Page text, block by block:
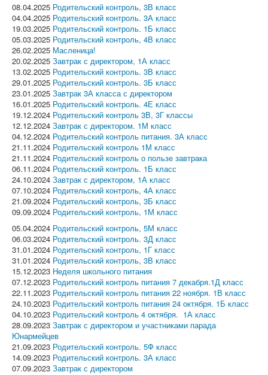
08.04.2025 Родительский контроль, 3В класс
04.04.2025 Родительский контроль. 3А класс
19.03.2025 Родительский контроль. 1Б класс
05.03.2025 Родительский контроль, 4В класс
26.02.2025 Масленица!
20.02.2025 Завтрак с директором, 1А класс
13.02.2025 Родительский контроль. 3В класс
29.01.2025 Родительский контроль. 3Б класс
23.01.2025 Завтрак 3А класса с директором
16.01.2025 Родительский контроль. 4Е класс
19.12.2024 Родительский контроль 3В, 3Г классы
12.12.2024 Завтрак с директором. 1М класс
04.12.2024 Родительский контроль питания. 3А класс
21.11.2024 Родительский контроль 1М класс
21.11.2024 Родительский контроль о пользе завтрака
06.11.2024 Родительский контроль. 1Б класс
24.10.2024 Завтрак с директором, 1А класс
07.10.2024 Родительский контроль, 4А класс
21.09.2024 Родительский контроль, 3Б класс
09.09.2024 Родительский контроль, 1М класс
05.04.2024 Родительский контроль, 5М класс
06.03.2024 Родительский контроль. 3Д класс
31.01.2024 Родительский контроль, 1Г класс
31.01.2024 Родительский контроль, 3В класс
15.12.2023 Неделя школьного питания
07.12.2023 Родительский контроль питания 7 декабря.1Д класс
22.11.2023 Родительский контроль питания 22 ноября. 1В класс
24.10.2023 Родительский контроль питания 24 октября. 1Б класс
04.10.2023 Родительский контроль 4 октября. 1А класс
28.09.2023 Завтрак с директором и участниками парада
Юнармейцев
21.09.2023 Родительский контроль. 5Ф класс
14.09.2023 Родительский контроль. 3А класс
07.09.2023 Завтрак с директором